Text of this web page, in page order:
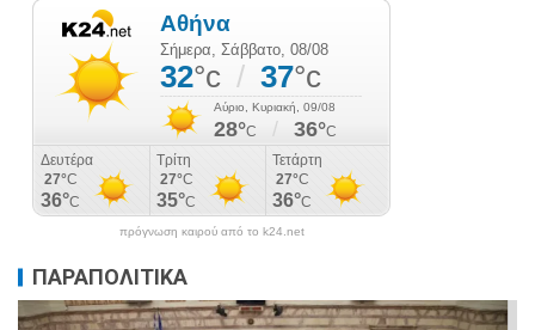
πρόγνωση καιρού από το k24.net
ΠΑΡΑΠΟΛΙΤΙΚΑ